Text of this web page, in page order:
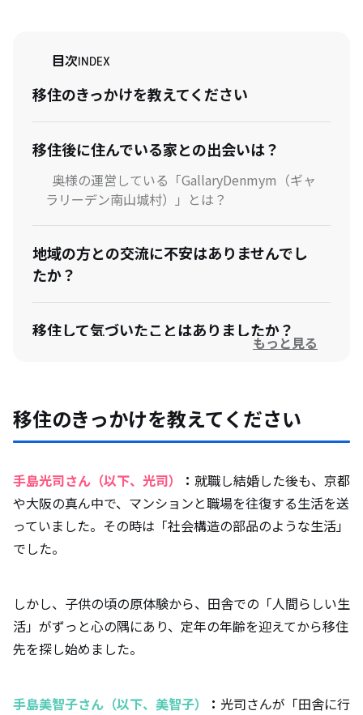
目次INDEX
移住のきっかけを教えてください
移住後に住んでいる家との出会いは？
奥様の運営している「GallaryDenmym（ギャ
ラリーデン南山城村）」とは？
地域の方との交流に不安はありませんでし
たか？
移住して気づいたことはありましたか？
もっと見る
移住のきっかけを教えてください
手島光司さん（以下、光司） ： 就職し結婚した後も、京都
や大阪の真ん中で、マンションと職場を往復する生活を送
っていました。その時は「社会構造の部品のような生活」
でした。
しかし、子供の頃の原体験から、田舎での「人間らしい生
活」がずっと心の隅にあり、定年の年齢を迎えてから移住
先を探し始めました。
手島美智子さん（以下、美智子） ： 光司さんが「田舎に行